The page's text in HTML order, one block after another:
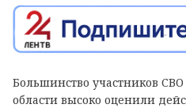
Большинство участников
области высоко оценили